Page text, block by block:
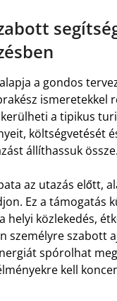
a gondos
ismeretekkel
a tipikus
költségvetését
állíthassuk össze.
az utazás előtt,
Ez a támogatás
helyi közlekedés,
személyre szabott
spórolhat
kell